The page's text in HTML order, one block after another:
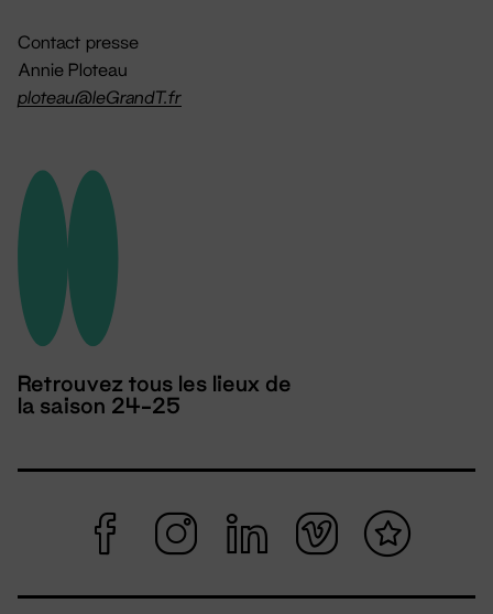
Contact presse
Annie Ploteau
ploteau@leGrandT.fr
Retrouvez tous les lieux de
la saison 24-25